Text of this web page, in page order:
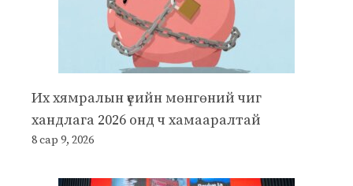
Их хямралын үеийн мөнгөний чиг
хандлага 2026 онд ч хамааралтай
8 сар 9, 2026